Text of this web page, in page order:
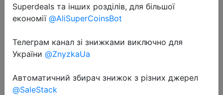
2022-11-09
ONEMIX Skateboarding Shoes Light
Cool Sneakers Soft Micro Fiber
Leather Upper Elastic Outsole Men
Superdeals та інших розділів, для більшої
економії @AliSuperCoinsBot
Телеграм канал зі знижками виключно для
України @ZnyzkaUa
Автоматичний збирач знижок з різних джерел
@SaleStack